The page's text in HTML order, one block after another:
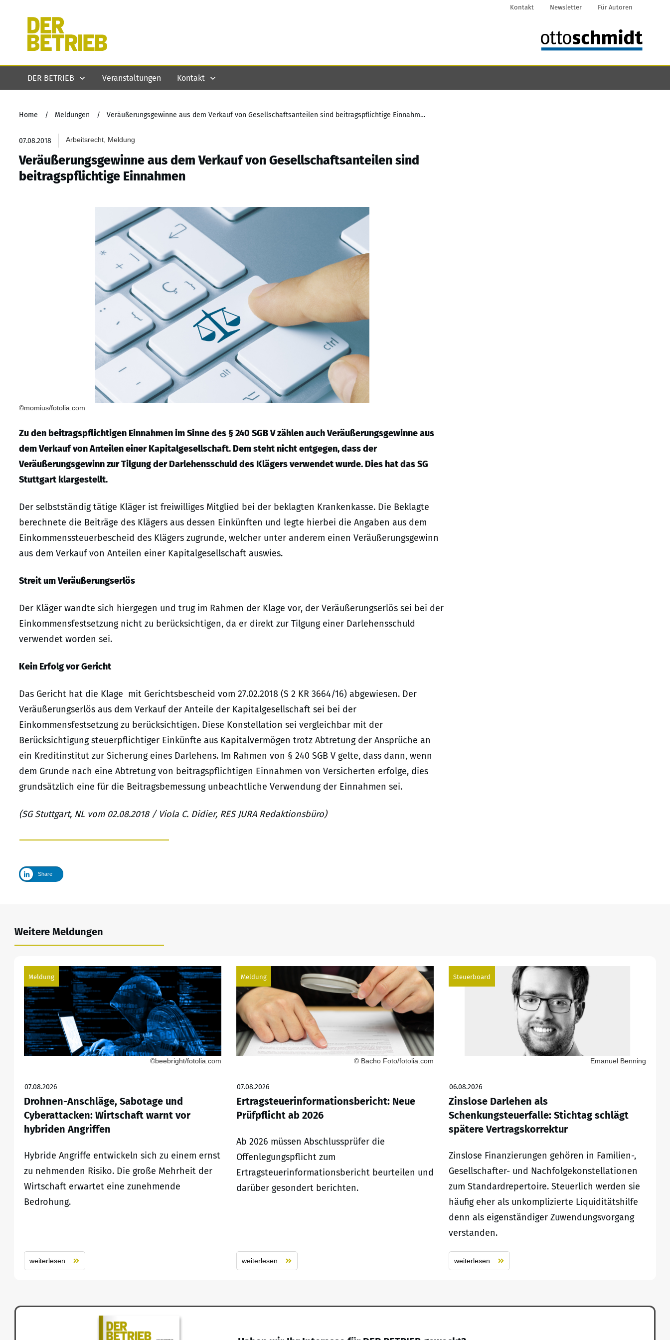
Kontakt Newsletter Für Autoren
DER BETRIEB Veranstaltungen Kontakt
Home / Meldungen / Veräußerungsgewinne aus dem Verkauf von Gesellschaftsanteilen sind beitragspflichtige Einnahmen
07.08.2018 Arbeitsrecht, Meldung
Veräußerungsgewinne aus dem Verkauf von Gesellschaftsanteilen sind
beitragspflichtige Einnahmen
©momius/fotolia.com
Zu den beitragspflichtigen Einnahmen im Sinne des § 240 SGB V zählen auch Veräußerungsgewinne aus
dem Verkauf von Anteilen einer Kapitalgesellschaft. Dem steht nicht entgegen, dass der
Veräußerungsgewinn zur Tilgung der Darlehensschuld des Klägers verwendet wurde. Dies hat das SG
Stuttgart klargestellt.
Der selbstständig tätige Kläger ist freiwilliges Mitglied bei der beklagten Krankenkasse. Die Beklagte
berechnete die Beiträge des Klägers aus dessen Einkünften und legte hierbei die Angaben aus dem
Einkommenssteuerbescheid des Klägers zugrunde, welcher unter anderem einen Veräußerungsgewinn
aus dem Verkauf von Anteilen einer Kapitalgesellschaft auswies.
Streit um Veräußerungserlös
Der Kläger wandte sich hiergegen und trug im Rahmen der Klage vor, der Veräußerungserlös sei bei der
Einkommensfestsetzung nicht zu berücksichtigen, da er direkt zur Tilgung einer Darlehensschuld
verwendet worden sei.
Kein Erfolg vor Gericht
Das Gericht hat die Klage mit Gerichtsbescheid vom 27.02.2018 (S 2 KR 3664/16) abgewiesen. Der
Veräußerungserlös aus dem Verkauf der Anteile der Kapitalgesellschaft sei bei der
Einkommensfestsetzung zu berücksichtigen. Diese Konstellation sei vergleichbar mit der
Berücksichtigung steuerpflichtiger Einkünfte aus Kapitalvermögen trotz Abtretung der Ansprüche an
ein Kreditinstitut zur Sicherung eines Darlehens. Im Rahmen von § 240 SGB V gelte, dass dann, wenn
dem Grunde nach eine Abtretung von beitragspflichtigen Einnahmen von Versicherten erfolge, dies
grundsätzlich eine für die Beitragsbemessung unbeachtliche Verwendung der Einnahmen sei.
(SG Stuttgart, NL vom 02.08.2018 / Viola C. Didier, RES JURA Redaktionsbüro)
Share
Weitere Meldungen
Meldung
©beebright/fotolia.com
07.08.2026
Drohnen-Anschläge, Sabotage und
Cyberattacken: Wirtschaft warnt vor
hybriden Angriffen
Hybride Angriffe entwickeln sich zu einem ernst
zu nehmenden Risiko. Die große Mehrheit der
Wirtschaft erwartet eine zunehmende
Bedrohung.
weiterlesen
Meldung
© Bacho Foto/fotolia.com
07.08.2026
Ertragsteuerinformationsbericht: Neue
Prüfpflicht ab 2026
Ab 2026 müssen Abschlussprüfer die
Offenlegungspflicht zum
Ertragsteuerinformationsbericht beurteilen und
darüber gesondert berichten.
weiterlesen
Steuerboard
Emanuel Benning
06.08.2026
Zinslose Darlehen als
Schenkungsteuerfalle: Stichtag schlägt
spätere Vertragskorrektur
Zinslose Finanzierungen gehören in Familien-,
Gesellschafter- und Nachfolgekonstellationen
zum Standardrepertoire. Steuerlich werden sie
häufig eher als unkomplizierte Liquiditätshilfe
denn als eigenständiger Zuwendungsvorgang
verstanden.
weiterlesen